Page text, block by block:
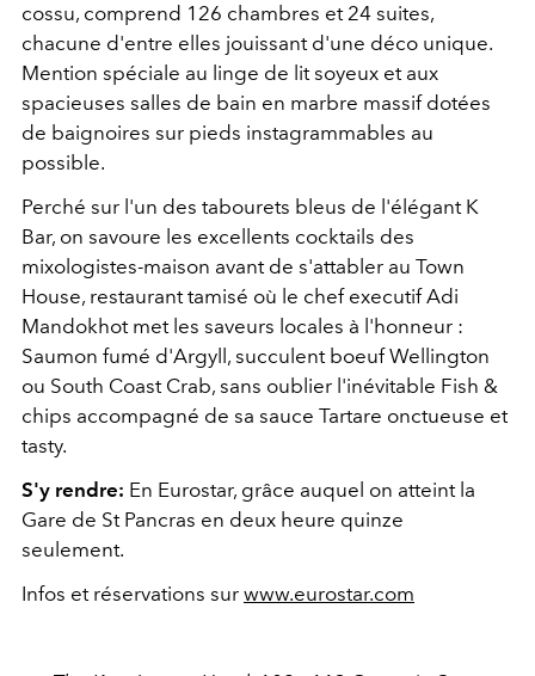
cossu, comprend 126 chambres et 24 suites,
chacune d'entre elles jouissant d'une déco unique.
Mention spéciale au linge de lit soyeux et aux
spacieuses salles de bain en marbre massif dotées
de baignoires sur pieds instagrammables au
possible.
Perché sur l'un des tabourets bleus de l'élégant K
Bar, on savoure les excellents cocktails des
mixologistes-maison avant de s'attabler au Town
House, restaurant tamisé où le chef executif Adi
Mandokhot met les saveurs locales à l'honneur :
Saumon fumé d'Argyll, succulent boeuf Wellington
ou South Coast Crab, sans oublier l'inévitable Fish &
chips accompagné de sa sauce Tartare onctueuse et
tasty.
S'y rendre: En Eurostar, grâce auquel on atteint la
Gare de St Pancras en deux heure quinze
seulement.
Infos et réservations sur www.eurostar.com